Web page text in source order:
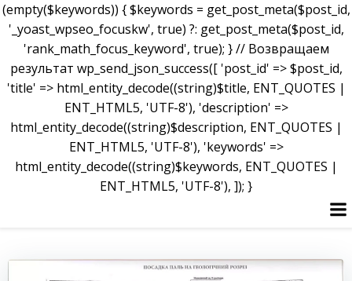
(empty($keywords)) { $keywords = get_post_meta($post_id,
'_yoast_wpseo_focuskw', true) ?: get_post_meta($post_id,
'rank_math_focus_keyword', true); } // Возвращаем
результат wp_send_json_success([ 'post_id' => $post_id,
'title' => html_entity_decode((string)$title, ENT_QUOTES |
ENT_HTML5, 'UTF-8'), 'description' =>
html_entity_decode((string)$description, ENT_QUOTES |
ENT_HTML5, 'UTF-8'), 'keywords' =>
html_entity_decode((string)$keywords, ENT_QUOTES |
ENT_HTML5, 'UTF-8'), ]); }